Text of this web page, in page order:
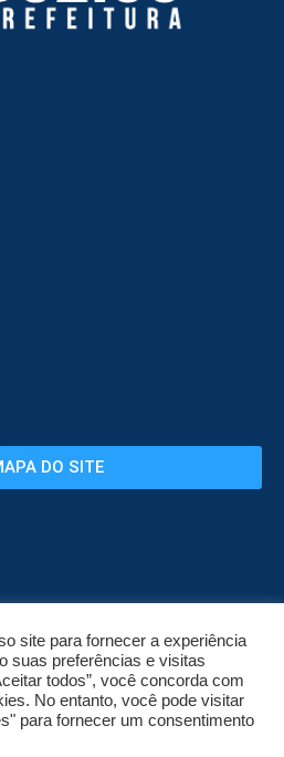
DO SITE
600 CENTRO, CEP: 28950-000
DE 08:00 ÀS 17:00
site para fornecer a experiência
suas preferências e visitas
todos”, você concorda com
No entanto, você pode visitar
para fornecer um consentimento